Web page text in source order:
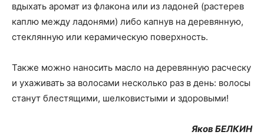
вдыхать аромат из флакона или из ладоней (растерев
каплю между ладонями) либо капнув на деревянную,
стеклянную или керамическую поверхность.
Также можно наносить масло на деревянную расческу
и ухаживать за волосами несколько раз в день: волосы
станут блестящими, шелковистыми и здоровыми!
Яков БЕЛКИН